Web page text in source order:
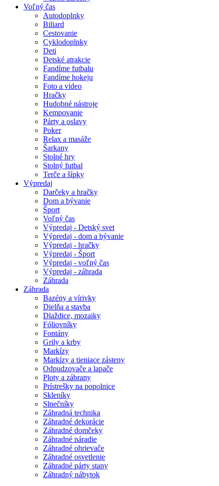
Voľný čas
Autodoplnky
Biliard
Cestovanie
Cyklodoplnky
Deti
Detské atrakcie
Fandíme futbalu
Fandíme hokeju
Foto a video
Hračky
Hudobné nástroje
Kempovanie
Párty a oslavy
Poker
Relax a masáže
Šarkany
Stolné hry
Stolný futbal
Terče a šípky
Výpredaj
Darčeky a hračky
Dom a bývanie
Šport
Voľný čas
Výpredaj - Detský svet
Výpredaj - dom a bývanie
Výpredaj - hračky
Výpredaj - Šport
Výpredaj - voľný čas
Výpredaj - záhrada
Záhrada
Záhrada
Bazény a vírivky
Dielňa a stavba
Dlaždice, mozaiky
Fóliovníky
Fontány
Grily a krby
Markízy
Markízy a tieniace zásteny
Odpudzovače a lapače
Ploty a zábrany
Prístrešky na popolnice
Skleníky
Slnečníky
Záhradná technika
Záhradné dekorácie
Záhradné domčeky
Záhradné náradie
Záhradné ohrievače
Záhradné osvetlenie
Záhradné párty stany
Záhradný nábytok